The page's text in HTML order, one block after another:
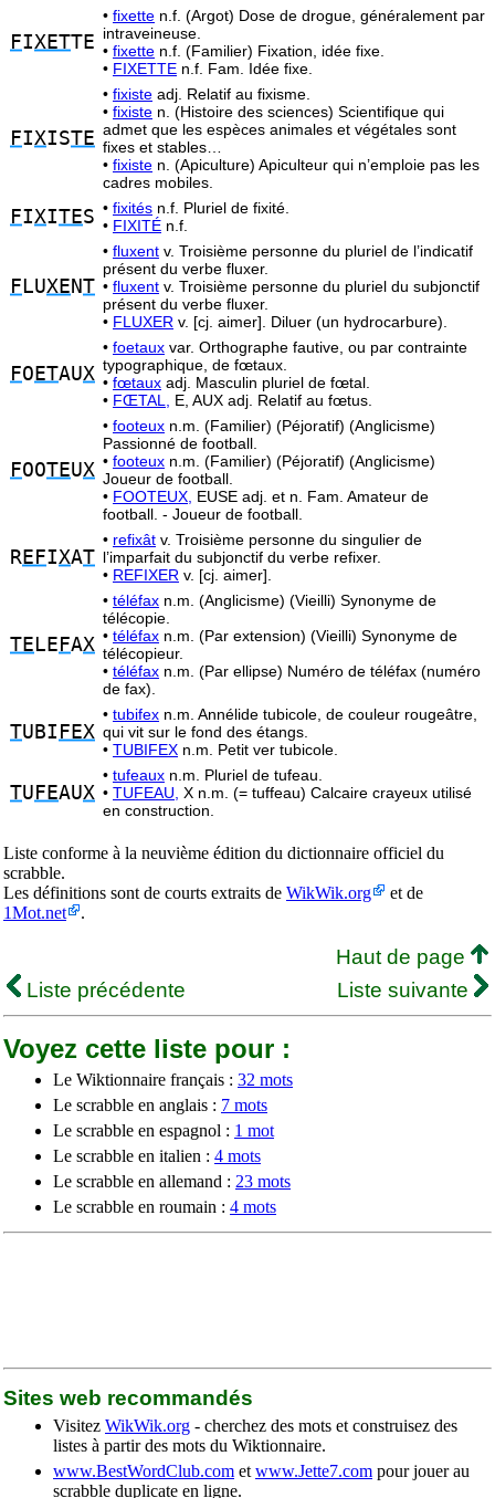
FIXETTE
• fixette n.f. (Argot) Dose de drogue, généralement par
intraveineuse.
• fixette n.f. (Familier) Fixation, idée fixe.
• FIXETTE n.f. Fam. Idée fixe.
FIXISTE
• fixiste adj. Relatif au fixisme.
• fixiste n. (Histoire des sciences) Scientifique qui
admet que les espèces animales et végétales sont
fixes et stables…
• fixiste n. (Apiculture) Apiculteur qui n’emploie pas les
cadres mobiles.
FIXITES • fixités n.f. Pluriel de fixité.
• FIXITÉ n.f.
F LUXE NT
• fluxent v. Troisième personne du pluriel de l’indicatif
présent du verbe fluxer.
• fluxent v. Troisième personne du pluriel du subjonctif
présent du verbe fluxer.
• FLUXER v. [cj. aimer]. Diluer (un hydrocarbure).
FO ETAUX
• foetaux var. Orthographe fautive, ou par contrainte
typographique, de fœtaux.
• fœtaux adj. Masculin pluriel de fœtal.
• FŒTAL, E, AUX adj. Relatif au fœtus.
FOOTEUX
• footeux n.m. (Familier) (Péjoratif) (Anglicisme)
Passionné de football.
• footeux n.m. (Familier) (Péjoratif) (Anglicisme)
Joueur de football.
• FOOTEUX, EUSE adj. et n. Fam. Amateur de
football. - Joueur de football.
REFIXAT
• refixât v. Troisième personne du singulier de
l’imparfait du subjonctif du verbe refixer.
• REFIXER v. [cj. aimer].
TE LE FAX
• téléfax n.m. (Anglicisme) (Vieilli) Synonyme de
télécopie.
• téléfax n.m. (Par extension) (Vieilli) Synonyme de
télécopieur.
• téléfax n.m. (Par ellipse) Numéro de téléfax (numéro
de fax).
TUBI FEX
• tubifex n.m. Annélide tubicole, de couleur rougeâtre,
qui vit sur le fond des étangs.
• TUBIFEX n.m. Petit ver tubicole.
TU FEAUX
• tufeaux n.m. Pluriel de tufeau.
• TUFEAU, X n.m. (= tuffeau) Calcaire crayeux utilisé
en construction.
Liste conforme à la neuvième édition du dictionnaire officiel du
scrabble.
Les définitions sont de courts extraits de WikWik.org
et de
1Mot.net
.
Haut de page
Liste précédente
Liste suivante
Voyez cette liste pour :
Le Wiktionnaire français : 32 mots
Le scrabble en anglais : 7 mots
Le scrabble en espagnol : 1 mot
Le scrabble en italien : 4 mots
Le scrabble en allemand : 23 mots
Le scrabble en roumain : 4 mots
Sites web recommandés
Visitez WikWik.org - cherchez des mots et construisez des
listes à partir des mots du Wiktionnaire.
www.BestWordClub.com et www.Jette7.com pour jouer au
scrabble duplicate en ligne.